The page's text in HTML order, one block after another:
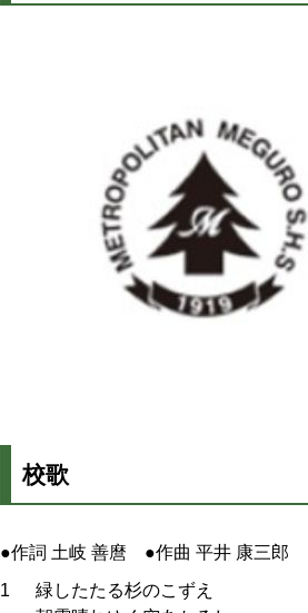
校歌
●作詞 土岐 善麿 ●作曲 平井 康三郎
1
緑したたる杉のこずえ